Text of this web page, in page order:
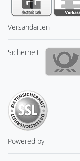
Versandarten
Sicherheit
Powered by